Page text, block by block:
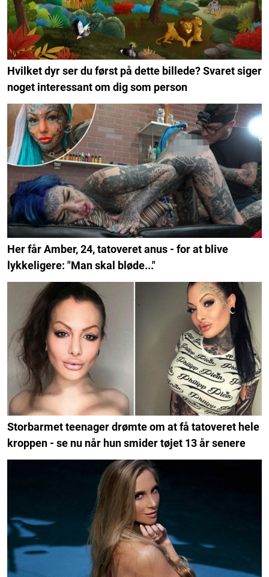
Hvilket dyr ser du først på dette billede? Svaret siger
noget interessant om dig som person
Her får Amber, 24, tatoveret anus - for at blive
lykkeligere: "Man skal bløde..."
Storbarmet teenager drømte om at få tatoveret hele
kroppen - se nu når hun smider tøjet 13 år senere